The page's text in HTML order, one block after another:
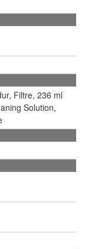
Filtre, 236 ml
Solution,